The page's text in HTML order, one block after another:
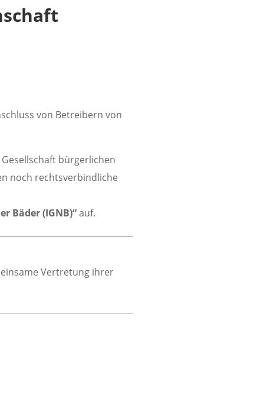
von Betreibern von
bürgerlichen
noch rechtsverbindliche
Bäder (IGNB)“auf.
Vertretung ihrer